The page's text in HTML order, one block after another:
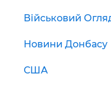
Військовий
Новини Донбасу
США